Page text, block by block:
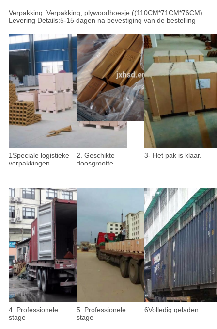
Verpakking: Verpakking, plywoodhoesje ((110CM*71CM*76CM)
Levering Details:5-15 dagen na bevestiging van de bestelling
1Speciale logistieke
verpakkingen
2. Geschikte
doosgrootte
3- Het pak is klaar.
4. Professionele
stage
5. Professionele
stage
6Volledig geladen.